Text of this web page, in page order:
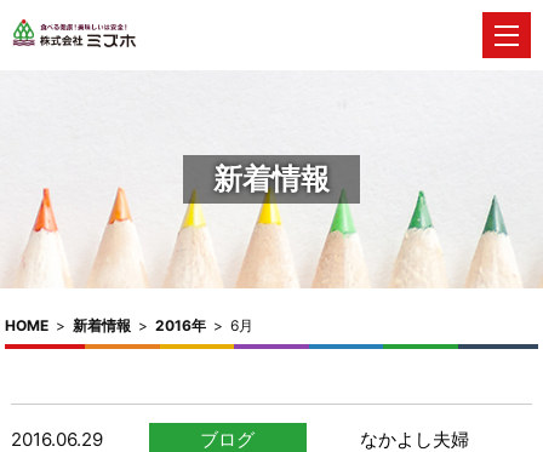
新着情報
HOME > 新着情報 > 2016年 > 6月
2016.06.29 ブログ なかよし夫婦